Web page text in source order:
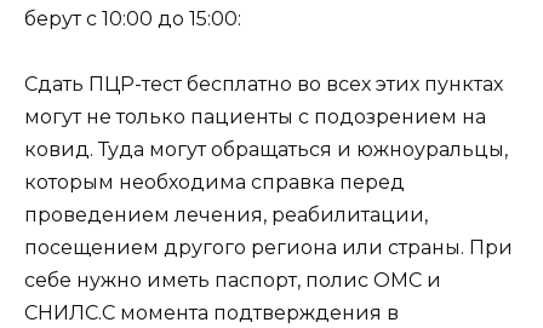
берут с 10:00 до 15:00:
Сдать ПЦР-тест бесплатно во всех этих пунктах
могут не только пациенты с подозрением на
ковид. Туда могут обращаться и южноуральцы,
которым необходима справка перед
проведением лечения, реабилитации,
посещением другого региона или страны. При
себе нужно иметь паспорт, полис ОМС и
СНИЛС.С момента подтверждения в